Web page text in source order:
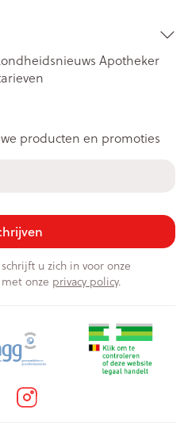
Apotheker
producten en promoties
u zich in voor onze
onze privacy policy.